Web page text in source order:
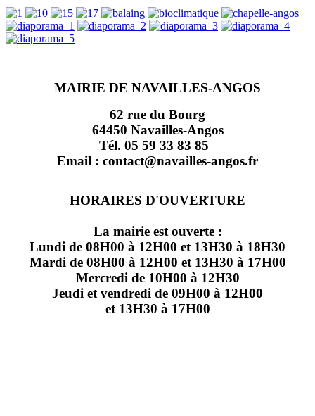
MAIRIE DE NAVAILLES-ANGOS
62 rue du Bourg
64450 Navailles-Angos
Tél. 05 59 33 83 85
Email : contact@navailles-angos.fr
HORAIRES D'OUVERTURE
La mairie est ouverte :
Lundi de 08H00 à 12H00 et 13H30 à 18H30
Mardi de 08H00 à 12H00 et 13H30 à 17H00
Mercredi de 10H00 à 12H30
Jeudi et vendredi de 09H00 à 12H00
et 13H30 à 17H00